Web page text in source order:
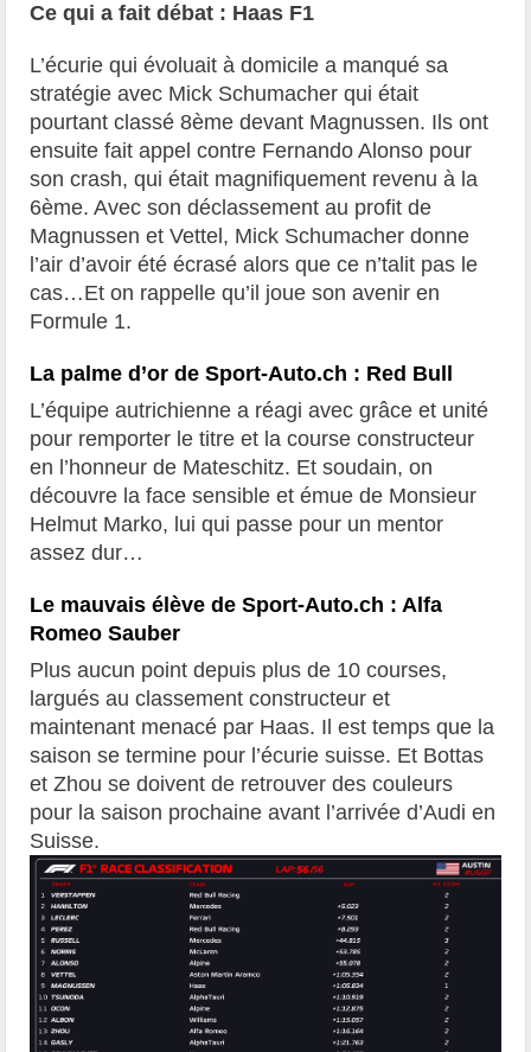
Ce qui a fait débat : Haas F1
L’écurie qui évoluait à domicile a manqué sa
stratégie avec Mick Schumacher qui était
pourtant classé 8ème devant Magnussen. Ils ont
ensuite fait appel contre Fernando Alonso pour
son crash, qui était magnifiquement revenu à la
6ème. Avec son déclassement au profit de
Magnussen et Vettel, Mick Schumacher donne
l’air d’avoir été écrasé alors que ce n’talit pas le
cas…Et on rappelle qu’il joue son avenir en
Formule 1.
La palme d’or de Sport-Auto.ch : Red Bull
L’équipe autrichienne a réagi avec grâce et unité
pour remporter le titre et la course constructeur
en l’honneur de Mateschitz. Et soudain, on
découvre la face sensible et émue de Monsieur
Helmut Marko, lui qui passe pour un mentor
assez dur…
Le mauvais élève de Sport-Auto.ch : Alfa
Romeo Sauber
Plus aucun point depuis plus de 10 courses,
largués au classement constructeur et
maintenant menacé par Haas. Il est temps que la
saison se termine pour l’écurie suisse. Et Bottas
et Zhou se doivent de retrouver des couleurs
pour la saison prochaine avant l’arrivée d’Audi en
Suisse.